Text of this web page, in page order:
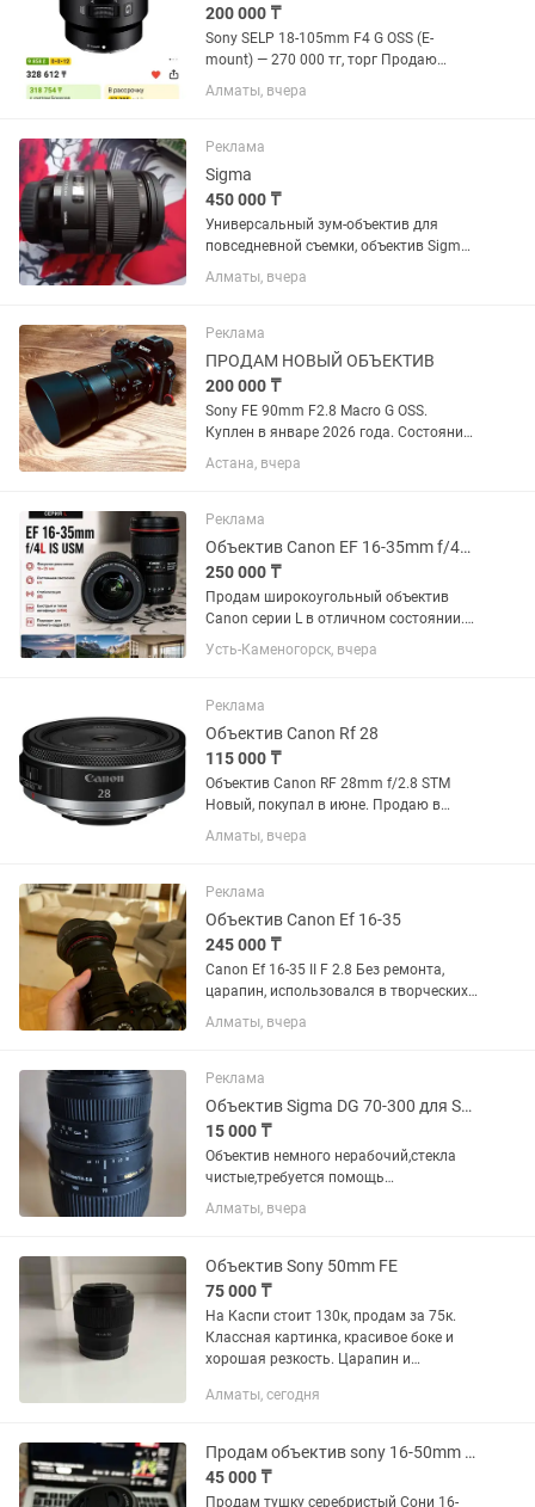
200 000 ₸
Sony SELP 18-105mm F4 G OSS (E-
mount) — 270 000 тг, торг Продаю
универсальный объектив Sony 18–105
F4 G OSS. Отлично подходит для фото и
светосила F4 на всем диапазоне,...
Алматы, вчера
Реклама
Sigma
450 000 ₸
Универсальный зум-объектив для
повседневной съемки, объектив Sigma
24-70mm f/2.8 DG OS HSM с креплением
Canon EF охватывает полезный
широкоугольного до портретного,...
Алматы, вчера
Реклама
ПРОДАМ НОВЫЙ ОБЪЕКТИВ
200 000 ₸
Sony FE 90mm F2.8 Macro G OSS.
Куплен в январе 2026 года. Состояние
практически нового, без царапин и
потертостей. Полный комплект:
задняя крышки. Использовался...
Астана, вчера
Реклама
Объектив Canon EF 16-35mm f/4L IS USM
250 000 ₸
Продам широкоугольный объектив
Canon серии L в отличном состоянии.
Canon EF 16-35mm f/4L IS USM.
Отличное состояние, стекла чистые,
стабилизация работают идеально....
Усть-Каменогорск, вчера
Реклама
Объектив Canon Rf 28
115 000 ₸
Объектив Canon RF 28mm f/2.8 STM
Новый, покупал в июне. Продаю в
связи ненадобностью.
Алматы, вчера
Реклама
Объектив Canon Ef 16-35
245 000 ₸
Canon Ef 16-35 II F 2.8 Без ремонта,
царапин, использовался в творческих
целях, в банкетах не был. Состояние
10/10. Торг минимальный. Продаю так
Алматы, вчера
Реклама
Объектив Sigma DG 70-300 для Sony
15 000 ₸
Объектив немного нерабочий,стекла
чистые,требуется помощь
мастера,снимать в принципе можно в
ручной фокусировке
Алматы, вчера
Объектив Sony 50mm FE
75 000 ₸
На Каспи стоит 130к, продам за 75к.
Классная картинка, красивое боке и
хорошая резкость. Царапин и
лс.
Алматы, сегодня
Продам объектив sony 16-50mm 3.5-5.6f
45 000 ₸
Продам тушку серебристый Сони 16-